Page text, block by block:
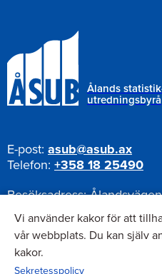
Ålands
utredningsbyrå
E-post: asub@asub.ax
Telefon: +358 18 25490
Besöksadress:
Postadress:
Pb 1187, AX-
Nyhetsbrev
Vi använder kakor för att
vår webbplats. Du kan själv
kakor.
Sekretesspolicy